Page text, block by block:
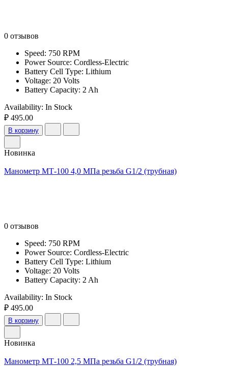
0 отзывов
Speed: 750 RPM
Power Source: Cordless-Electric
Battery Cell Type: Lithium
Voltage: 20 Volts
Battery Capacity: 2 Ah
Availability: In Stock
₽ 495.00
В корзину
Новинка
Манометр МТ-100 4,0 МПа резьба G1/2 (трубная)
0 отзывов
Speed: 750 RPM
Power Source: Cordless-Electric
Battery Cell Type: Lithium
Voltage: 20 Volts
Battery Capacity: 2 Ah
Availability: In Stock
₽ 495.00
В корзину
Новинка
Манометр МТ-100 2,5 МПа резьба G1/2 (трубная)